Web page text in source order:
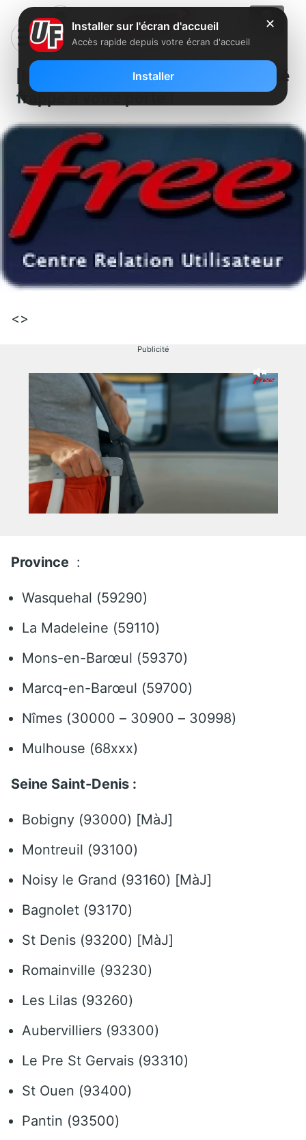
[MàJ] L’assistance de proximité
frappe à votre porte !
<>
Publicité
Province :
Wasquehal (59290)
La Madeleine (59110)
Mons-en-Barœul (59370)
Marcq-en-Barœul (59700)
Nîmes (30000 – 30900 – 30998)
Mulhouse (68xxx)
Seine Saint-Denis :
Bobigny (93000) [MàJ]
Montreuil (93100)
Noisy le Grand (93160) [MàJ]
Bagnolet (93170)
St Denis (93200) [MàJ]
Romainville (93230)
Les Lilas (93260)
Aubervilliers (93300)
Le Pre St Gervais (93310)
St Ouen (93400)
Pantin (93500)
✕
Installer sur l'écran d'accueil
Accès rapide depuis votre écran d'accueil
Installer